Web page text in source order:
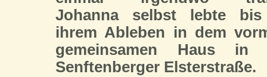
Johanna selbst lebte
ihrem Ableben in dem
gemeinsamen Haus in
Senftenberger Elsterstraße.